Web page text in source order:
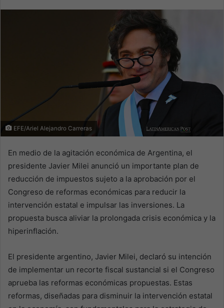
EFE/Ariel Alejandro Carreras
En medio de la agitación económica de Argentina, el
presidente Javier Milei anunció un importante plan de
reducción de impuestos sujeto a la aprobación por el
Congreso de reformas económicas para reducir la
intervención estatal e impulsar las inversiones. La
propuesta busca aliviar la prolongada crisis económica y la
hiperinflación.
El presidente argentino, Javier Milei, declaró su intención
de implementar un recorte fiscal sustancial si el Congreso
aprueba las reformas económicas propuestas. Estas
reformas, diseñadas para disminuir la intervención estatal